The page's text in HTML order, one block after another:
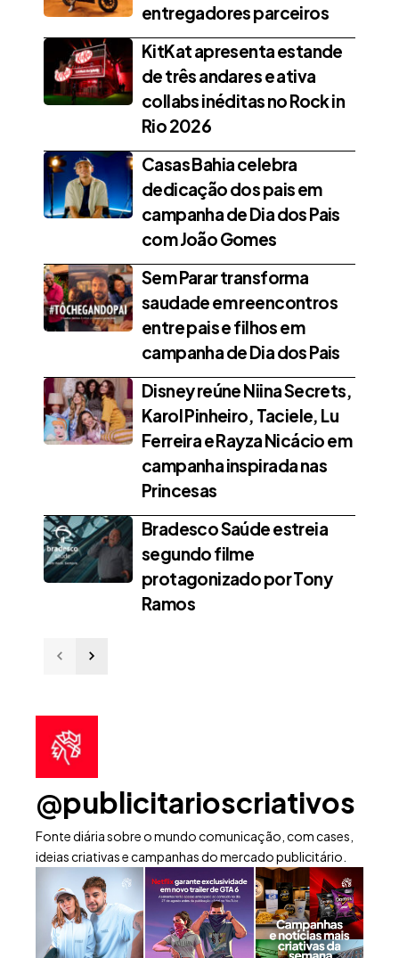
entregadores parceiros
KitKat apresenta estande
de três andares e ativa
collabs inéditas no Rock in
Rio 2026
Casas Bahia celebra
dedicação dos pais em
campanha de Dia dos Pais
com João Gomes
Sem Parar transforma
saudade em reencontros
entre pais e filhos em
campanha de Dia dos Pais
Disney reúne Niina Secrets,
Karol Pinheiro, Taciele, Lu
Ferreira e Rayza Nicácio em
campanha inspirada nas
Princesas
Bradesco Saúde estreia
segundo filme
protagonizado por Tony
Ramos
@publicitarioscriativos
Fonte diária sobre o mundo comunicação, com cases,
ideias criativas e campanhas do mercado publicitário.